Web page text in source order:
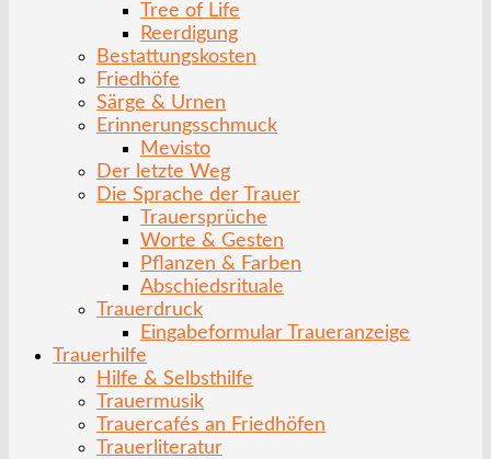
Tree of Life
Reerdigung
Bestattungskosten
Friedhöfe
Särge & Urnen
Erinnerungsschmuck
Mevisto
Der letzte Weg
Die Sprache der Trauer
Trauersprüche
Worte & Gesten
Pflanzen & Farben
Abschiedsrituale
Trauerdruck
Eingabeformular Traueranzeige
Trauerhilfe
Hilfe & Selbsthilfe
Trauermusik
Trauercafés an Friedhöfen
Trauerliteratur